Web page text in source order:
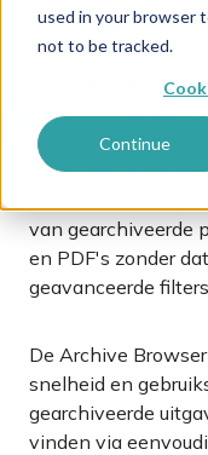
used in your browser
not to be tracked.
Continue
De Assets Archive
WoodWing-
snelle en
op te zoeken en
WoodWing Assets.
officiële Assets-
van gearchiveerde
en PDF's zonder
geavanceerde
De Archive
snelheid en
gearchiveerde
vinden via